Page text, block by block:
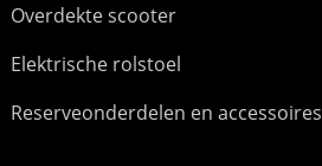
Overdekte scooter
Elektrische rolstoel
Reserveonderdelen en accessoires